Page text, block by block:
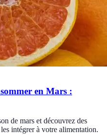
en Mars :
de mars et découvrez des
intégrer à votre alimentation.